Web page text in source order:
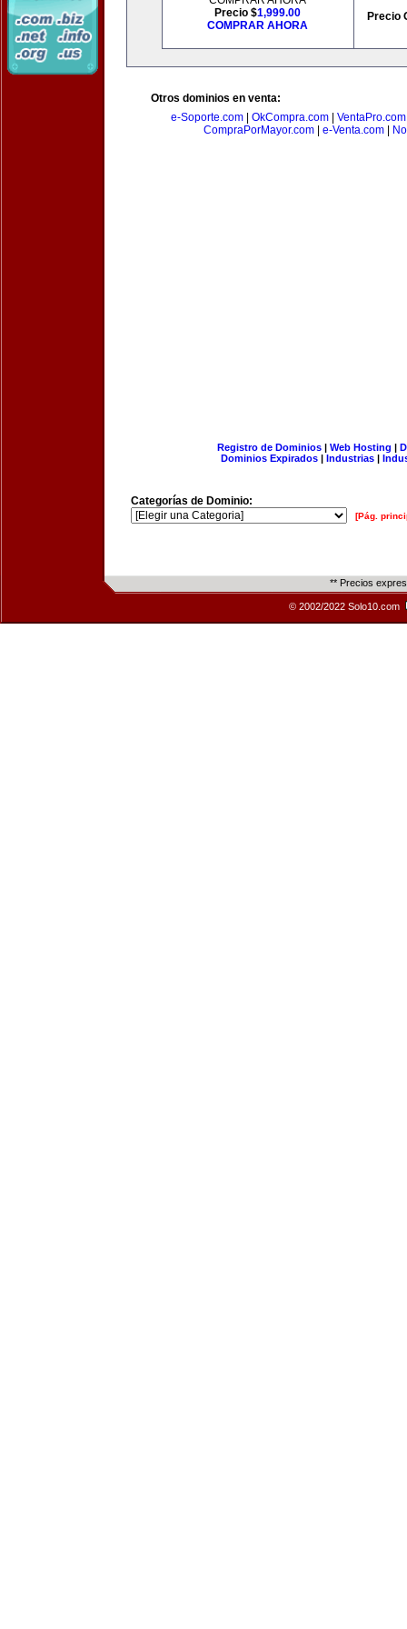
Precio $1,999.00
COMPRAR AHORA
Precio
Otros dominios en venta:
e-Soporte.com
OkCompra.com VentaPro.com
CompraPorMayor.com| e-Venta.com|
Registro de Dominios| Web Hosting |
Dominios Expirados | Industrias |
Categorías de Dominio:
[Pág.
** Precios
© 2002/2022 Solo10.com